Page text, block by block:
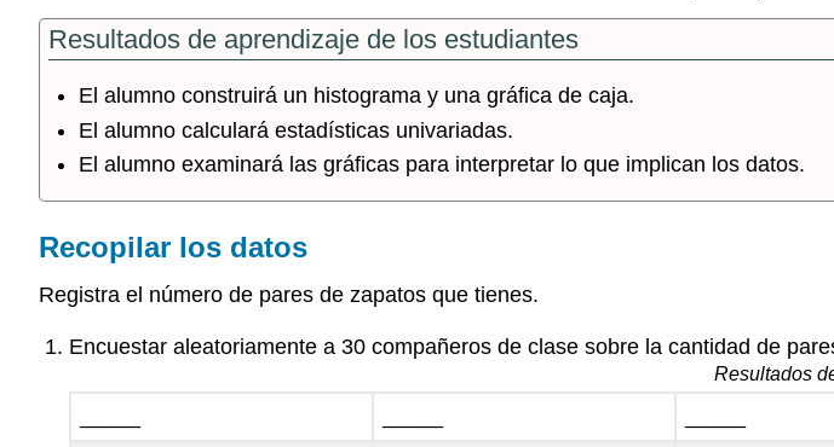
Resultados de aprendizaje de los estudiantes
El alumno construirá un histograma y una gráfica de caja.
El alumno calculará estadísticas univariadas.
El alumno examinará las gráficas para interpretar lo que implican los datos.
Recopilar los datos
Registra el número de pares de zapatos que tienes.
Encuestar aleatoriamente a 30 compañeros de clase sobre la cantidad de
Resultados